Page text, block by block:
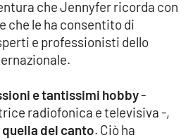
che Jennyfer ricorda con
che le ha consentito di
e professionisti dello
e tantissimi hobby-
radiofonica e televisiva -,
quella del canto. Ciò ha